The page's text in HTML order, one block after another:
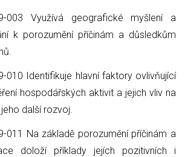
003 Využívá geografické myšlení a
k porozumění příčinám a důsledkům
010 Identifikuje hlavní faktory ovlivňující
hospodářských aktivit a jejich vliv na
další rozvoj.
011 Na základě porozumění příčinám a
doloží příklady jejích pozitivních i